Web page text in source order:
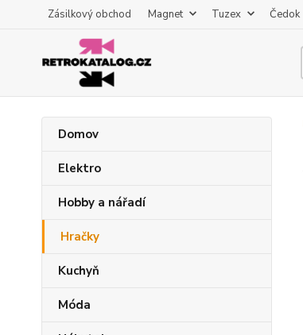
Zásilkový obchod Magnet Tuzex Čedok
Domov
Elektro
Hobby a nářadí
Hračky
Kuchyň
Móda